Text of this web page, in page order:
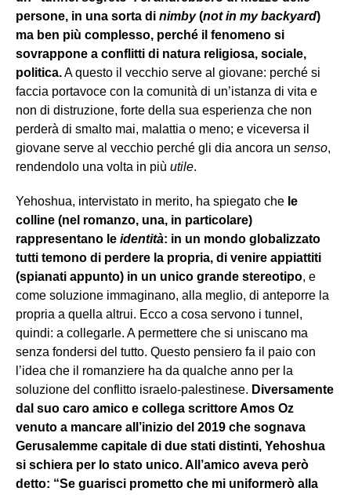
persone, in una sorta di nimby(not in my backyard)
ma ben più complesso, perché il fenomeno si
sovrappone a conflitti di natura religiosa, sociale,
politica.A questo il vecchio serve al giovane: perché si
faccia portavoce con la comunità di un’istanza di vita e
non di distruzione, forte della sua esperienza che non
perderà di smalto mai, malattia o meno; e viceversa il
giovane serve al vecchio perché gli dia ancora un senso,
rendendolo una volta in più utile.
Yehoshua, intervistato in merito, ha spiegato che le
colline (nel romanzo, una, in particolare)
rappresentano le identità: in un mondo globalizzato
tutti temono di perdere la propria, di venire appiattiti
(spianati appunto) in un unico grande stereotipo, e
come soluzione immaginano, alla meglio, di anteporre la
propria a quella altrui. Ecco a cosa servono i tunnel,
quindi: a collegarle. A permettere che si uniscano ma
senza fondersi del tutto. Questo pensiero fa il paio con
l’idea che il romanziere ha da qualche anno per la
soluzione del conflitto israelo-palestinese. Diversamente
dal suo caro amico e collega scrittore Amos Oz
venuto a mancare all’inizio del 2019 che sognava
Gerusalemme capitale di due stati distinti, Yehoshua
si schiera per lo stato unico. All’amico aveva però
detto: “Se guarisci prometto che mi uniformerò alla